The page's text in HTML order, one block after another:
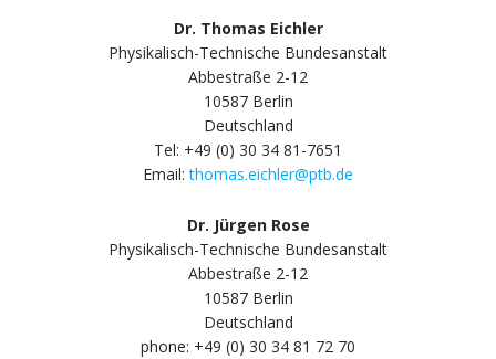
Dr. Thomas Eichler
Physikalisch-Technische Bundesanstalt
Abbestraße 2-12
10587 Berlin
Deutschland
Tel: +49 (0) 30 34 81-7651
Email:thomas.eichler@ptb.de
Dr. Jürgen Rose
Physikalisch-Technische Bundesanstalt
Abbestraße 2-12
10587 Berlin
Deutschland
phone: +49 (0) 30 34 81 72 70